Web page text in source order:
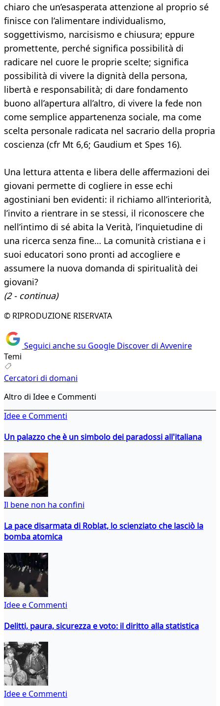
chiaro che un’esasperata attenzione al proprio sé
finisce con l’alimentare individualismo,
soggettivismo, narcisismo e chiusura; eppure
promettente, perché significa possibilità di
radicare nel cuore le proprie scelte; significa
possibilità di vivere la dignità della persona,
libertà e responsabilità; di dare fondamento
buono all’apertura all’altro, di vivere la fede non
come semplice appartenenza sociale, ma come
scelta personale radicata nel sacrario della propria
coscienza (cfr Mt 6,6; Gaudium et Spes 16).
Una lettura attenta e libera delle affermazioni dei
giovani permette di cogliere in esse echi
agostiniani ben evidenti: il richiamo all’interiorità,
l’invito a rientrare in se stessi, il riconoscere che
nell’intimo di sé abita la Verità, l’inquietudine di
una ricerca senza fine… La comunità cristiana e i
suoi educatori sono pronti ad accogliere e
assumere la nuova domanda di spiritualità dei
giovani?
(2 - continua)
© RIPRODUZIONE RISERVATA
Seguici anche su Google Discover di Avvenire
Temi
Cercatori di domani
Altro di Idee e Commenti
Idee e Commenti
Un palazzo che è un simbolo dei paradossi all'italiana
Il bene non ha confini
La pace disarmata di Roblat, lo scienziato che lasciò la
bomba atomica
Idee e Commenti
Delitti, paura, sicurezza e voto: il diritto alla statistica
Idee e Commenti